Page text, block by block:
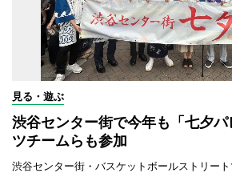
見る・遊ぶ
渋谷センター街で今年も「七夕
ツチームらも参加
渋谷センター街・バスケットボールストリー